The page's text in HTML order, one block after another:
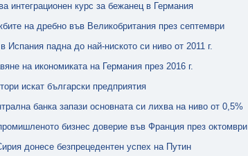
интеграционен курс за бежанец в Германия
на дребно във Великобритания през септември
Испания падна до най-ниското си ниво от 2011 г.
на икономиката на Германия през 2016 г.
искат български предприятия
банка запази основната си лихва на ниво от 0,5%
бизнес доверие във Франция през октомври
донесе безпрецедентен успех на Путин